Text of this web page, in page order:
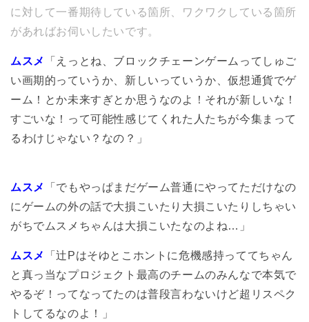
に対して一番期待している箇所、ワクワクしている箇所
があればお伺いしたいです。
ムスメ
「えっとね、ブロックチェーンゲームってしゅご
い画期的っていうか、新しいっていうか、仮想通貨でゲ
ーム！とか未来すぎとか思うなのよ！それが新しいな！
すごいな！って可能性感じてくれた人たちが今集まって
るわけじゃない？なの？」
ムスメ
「でもやっぱまだゲーム普通にやってただけなの
にゲームの外の話で大損こいたり大損こいたりしちゃい
がちでムスメちゃんは大損こいたなのよね…」
ムスメ
「辻Pはそゆとこホントに危機感持っててちゃん
と真っ当なプロジェクト最高のチームのみんなで本気で
やるぞ！ってなってたのは普段言わないけど超リスペク
トしてるなのよ！」